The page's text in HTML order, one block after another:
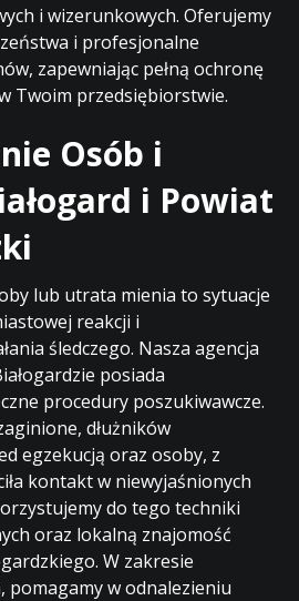
i wizerunkowych. Oferujemy
i profesjonalne
zapewniając pełną ochronę
Twoim przedsiębiorstwie.
Osób i
i Powiat
lub utrata mienia to sytuacje
reakcji i
śledczego. Nasza agencja
posiada
procedury poszukiwawcze.
dłużników
egzekucją oraz osoby, z
kontakt w niewyjaśnionych
do tego techniki
oraz lokalną znajomość
W zakresie
pomagamy w odnalezieniu